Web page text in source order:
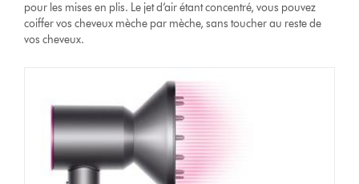
pour les mises en plis. Le jet d’air étant concentré, vous pouvez
coiffer vos cheveux mèche par mèche, sans toucher au reste de
vos cheveux.